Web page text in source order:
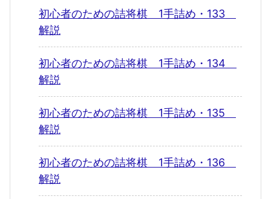
初心者のための詰将棋 1手詰め・133
解説
初心者のための詰将棋 1手詰め・134
解説
初心者のための詰将棋 1手詰め・135
解説
初心者のための詰将棋 1手詰め・136
解説